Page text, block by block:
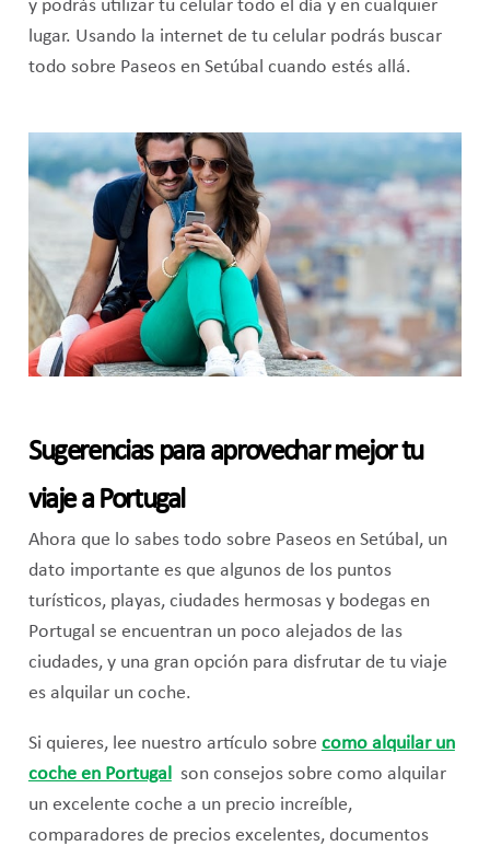
y podrás utilizar tu celular todo el día y en cualquier
lugar. Usando la internet de tu celular podrás buscar
todo sobre Paseos en Setúbal cuando estés allá.
Sugerencias para aprovechar mejor tu
viaje a Portugal
Ahora que lo sabes todo sobre Paseos en Setúbal, un
dato importante es que algunos de los puntos
turísticos, playas, ciudades hermosas y bodegas en
Portugal se encuentran un poco alejados de las
ciudades, y una gran opción para disfrutar de tu viaje
es alquilar un coche.
Si quieres, lee nuestro artículo sobre como alquilar un
coche en Portugalson consejos sobre como alquilar
un excelente coche a un precio increíble,
comparadores de precios excelentes, documentos